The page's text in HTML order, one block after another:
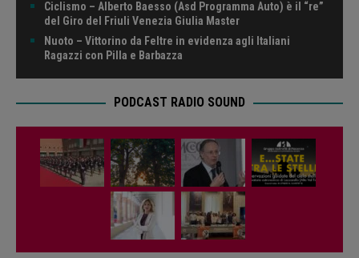
Ciclismo – Alberto Baesso (Asd Programma Auto) è il “re”
del Giro del Friuli Venezia Giulia Master
Nuoto – Vittorino da Feltre in evidenza agli Italiani
Ragazzi con Pilla e Barbazza
PODCAST RADIO SOUND